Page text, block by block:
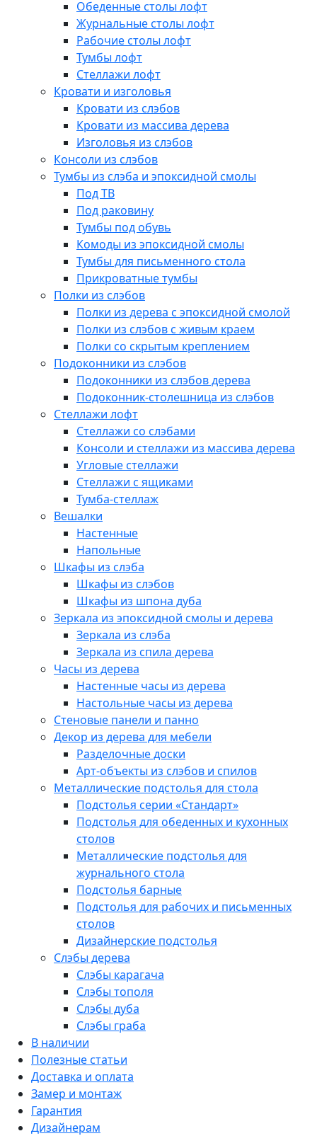
Обеденные столы лофт
Журнальные столы лофт
Рабочие столы лофт
Тумбы лофт
Стеллажи лофт
Кровати и изголовья
Кровати из слэбов
Кровати из массива дерева
Изголовья из слэбов
Консоли из слэбов
Тумбы из слэба и эпоксидной смолы
Под ТВ
Под раковину
Тумбы под обувь
Комоды из эпоксидной смолы
Тумбы для письменного стола
Прикроватные тумбы
Полки из слэбов
Полки из дерева с эпоксидной смолой
Полки из слэбов с живым краем
Полки со скрытым креплением
Подоконники из слэбов
Подоконники из слэбов дерева
Подоконник-столешница из слэбов
Стеллажи лофт
Стеллажи со слэбами
Консоли и стеллажи из массива дерева
Угловые стеллажи
Стеллажи с ящиками
Тумба-стеллаж
Вешалки
Настенные
Напольные
Шкафы из слэба
Шкафы из слэбов
Шкафы из шпона дуба
Зеркала из эпоксидной смолы и дерева
Зеркала из слэба
Зеркала из спила дерева
Часы из дерева
Настенные часы из дерева
Настольные часы из дерева
Стеновые панели и панно
Декор из дерева для мебели
Разделочные доски
Арт-объекты из слэбов и спилов
Металлические подстолья для стола
Подстолья серии «Стандарт»
Подстолья для обеденных и кухонных
столов
Металлические подстолья для
журнального стола
Подстолья барные
Подстолья для рабочих и письменных
столов
Дизайнерские подстолья
Слэбы дерева
Слэбы карагача
Слэбы тополя
Слэбы дуба
Слэбы граба
В наличии
Полезные статьи
Доставка и оплата
Замер и монтаж
Гарантия
Дизайнерам